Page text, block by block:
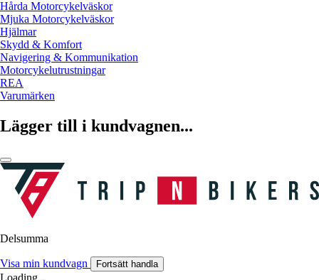
Hårda Motorcykelväskor
Mjuka Motorcykelväskor
Hjälmar
Skydd & Komfort
Navigering & Kommunikation
Motorcykelutrustningar
REA
Varumärken
Lägger till i kundvagnen...
Delsumma
Visa min kundvagn Fortsätt handla